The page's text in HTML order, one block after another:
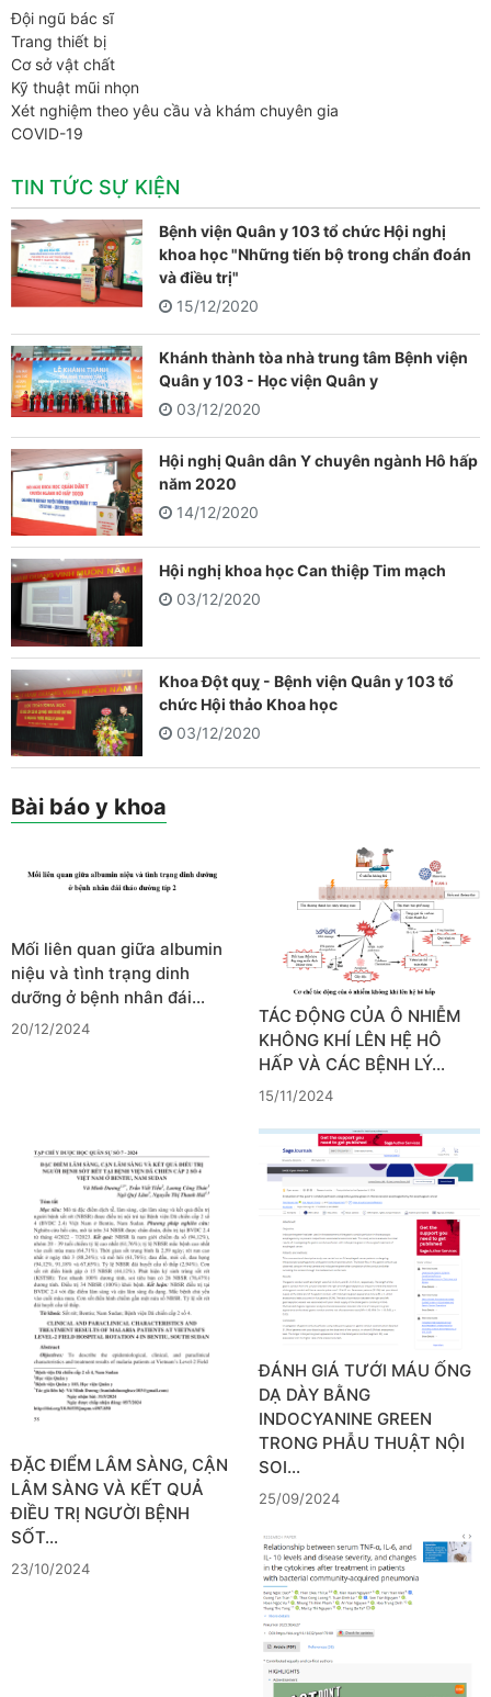
Đội ngũ bác sĩ
Trang thiết bị
Cơ sở vật chất
Kỹ thuật mũi nhọn
Xét nghiệm theo yêu cầu và khám chuyên gia
COVID-19
TIN TỨC SỰ KIỆN
Bệnh viện Quân y 103 tổ chức Hội nghị
khoa học "Những tiến bộ trong chẩn đoán
và điều trị"
15/12/2020
Khánh thành tòa nhà trung tâm Bệnh viện
Quân y 103 - Học viện Quân y
03/12/2020
Hội nghị Quân dân Y chuyên ngành Hô hấp
năm 2020
14/12/2020
Hội nghị khoa học Can thiệp Tim mạch
03/12/2020
Khoa Đột quỵ - Bệnh viện Quân y 103 tổ
chức Hội thảo Khoa học
03/12/2020
Bài báo y khoa
Mối liên quan giữa albumin
niệu và tình trạng dinh
dưỡng ở bệnh nhân đái…
20/12/2024
TÁC ĐỘNG CỦA Ô NHIỄM
KHÔNG KHÍ LÊN HỆ HÔ
HẤP VÀ CÁC BỆNH LÝ…
15/11/2024
ĐẶC ĐIỂM LÂM SÀNG, CẬN
LÂM SÀNG VÀ KẾT QUẢ
ĐIỀU TRỊ NGƯỜI BỆNH
SỐT…
23/10/2024
ĐÁNH GIÁ TƯỚI MÁU ỐNG
DẠ DÀY BẰNG
INDOCYANINE GREEN
TRONG PHẪU THUẬT NỘI
SOI…
25/09/2024